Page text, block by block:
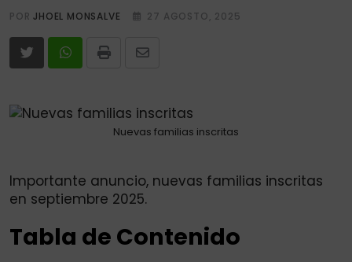
PORJHOEL MONSALVE 27 AGOSTO, 2025
Print
Share
Nuevas familias inscritas
Importante anuncio, nuevas familias inscritas
en septiembre 2025.
Tabla de Contenido